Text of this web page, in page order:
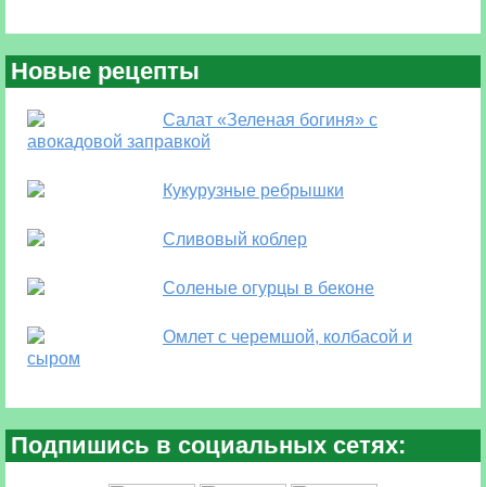
Новые рецепты
Салат «Зеленая богиня» с
авокадовой заправкой
Кукурузные ребрышки
Сливовый коблер
Соленые огурцы в беконе
Омлет с черемшой, колбасой и
сыром
Подпишись в социальных сетях: